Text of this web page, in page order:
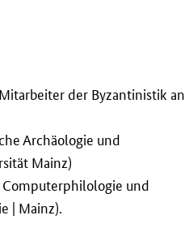
der Byzantinistik an
Archäologie und
Mainz)
Computerphilologie und
| Mainz).